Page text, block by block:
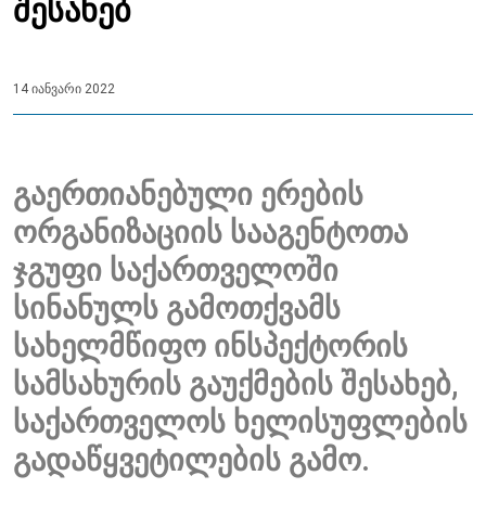
შესახებ
14 იანვარი 2022
გაერთიანებული ერების
ორგანიზაციის სააგენტოთა
ჯგუფი საქართველოში
სინანულს გამოთქვამს
სახელმწიფო ინსპექტორის
სამსახურის გაუქმების შესახებ,
საქართველოს ხელისუფლების
გადაწყვეტილების გამო.